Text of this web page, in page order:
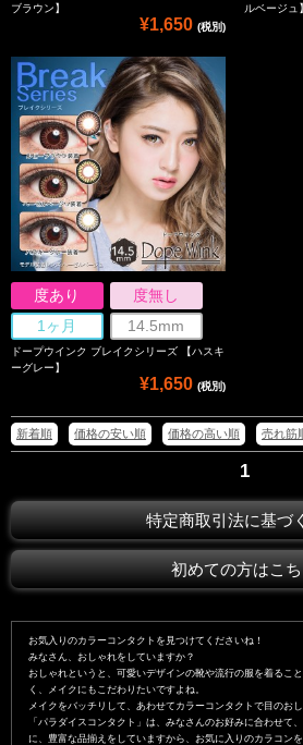
ブラウン】
¥1,650 (税別)
ルベージュ】
度あり
度無し
1ヶ月
14.5mm
ドープウインク ブレイクシリーズ 【ハスキ
ーグレー】
¥1,650 (税別)
新着順 価格の安い順 価格の高い順 売れ筋
1
特定商取引法に基づ
初めての方はこ
お気入りのカラーコンタクトを見つけてくださいね！
みなさん、おしゃれをしていますか？
おしゃれというと、可愛いデザインの靴や流行の服を着るこ
く、メイクにもこだわりたいですよね。
メイクをバッチリして、あわせてカラーコンタクトで目のお
「パラダイスコンタクト」は、みなさんのお好みに合わせて
に、豊富な品揃えをしていますから、お気に入りのカラコン